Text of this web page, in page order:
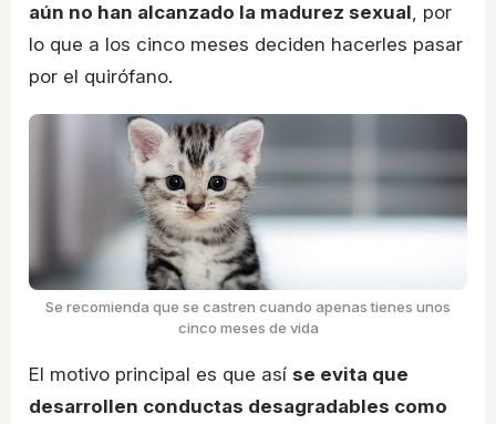
aún no han alcanzado la madurez sexual, por
lo que a los cinco meses deciden hacerles pasar
por el quirófano.
Se recomienda que se castren cuando apenas tienes unos
cinco meses de vida
El motivo principal es que así se evita que
desarrollen conductas desagradables como